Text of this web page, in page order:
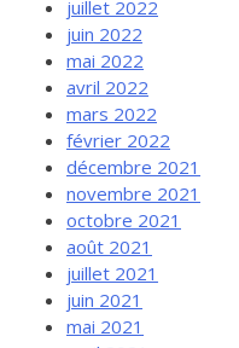
juillet 2022
juin 2022
mai 2022
avril 2022
mars 2022
février 2022
décembre 2021
novembre 2021
octobre 2021
août 2021
juillet 2021
juin 2021
mai 2021